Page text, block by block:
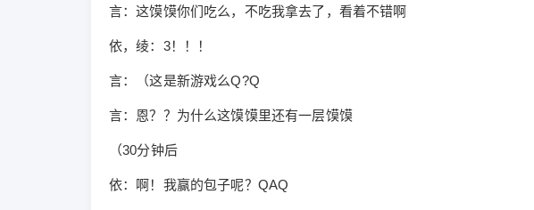
言：这馍馍你们吃么，不吃我拿去了，看着不错啊
依，绫：3！！！
言：（这是新游戏么Q?Q
言：恩？？为什么这馍馍里还有一层馍馍
（30分钟后
依：啊！我赢的包子呢？QAQ